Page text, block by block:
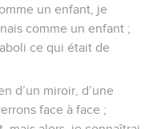
un enfant, je
comme un enfant ;
ce qui était de
d’un miroir, d’une
face à face ;